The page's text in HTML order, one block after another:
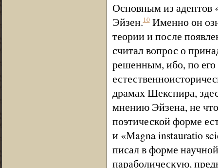
Основным из адептов
Эйзен.10Именно он
теории и после
считал вопрос о
решенным, ибо, по
драмах Шекспира,
мнению Эйзена, не
поэтической форме
и «Magna instauratio
писал в форме
параболическую,